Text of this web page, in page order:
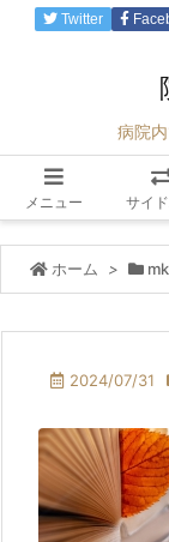
病院
メニュー サイ
Twitter
ホーム >
2024/07/31